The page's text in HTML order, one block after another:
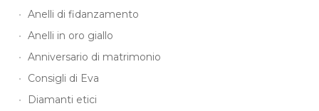
Anelli di fidanzamento
Anelli in oro giallo
Anniversario di matrimonio
Consigli di Eva
Diamanti etici